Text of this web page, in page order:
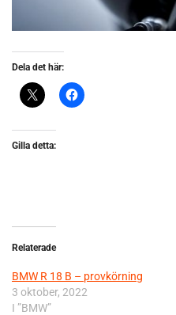
Dela det här:
Gilla detta:
Relaterade
BMW R 18 B – provkörning
3 oktober, 2022
I ”BMW”